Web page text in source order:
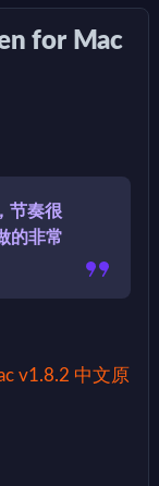
for Mac
节奏很
的非常
v1.8.2 中文原